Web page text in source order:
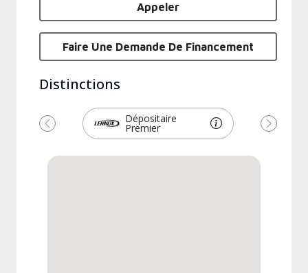
Appeler
Faire Une Demande De Financement
Distinctions
Dépositaire
Premier
Précédent Suivant